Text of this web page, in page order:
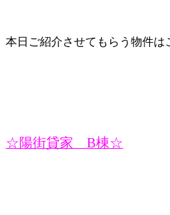
本日ご紹介させてもらう物件は
☆陽街貸家 B棟☆